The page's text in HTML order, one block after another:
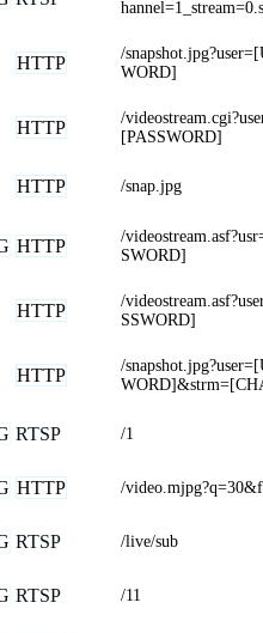
HTTP
/
WORD]
HTTP
/
[PASSWORD]
HTTP /snap.jpg
HTTP
/
SWORD]
HTTP
/
SSWORD]
HTTP
/
RTSP /1
HTTP /
RTSP /live/sub
RTSP /11